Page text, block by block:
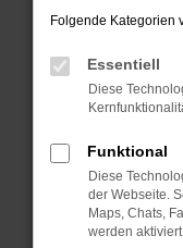
Prüfe deine
das Laden
Funktioniert
oder in einem
Das kann
Probleme zu
Stelle sicher,
Folgende Kategorien
Essentiell
Diese
Funktional
Diese
der Webseite.
Maps, Chats,
werden